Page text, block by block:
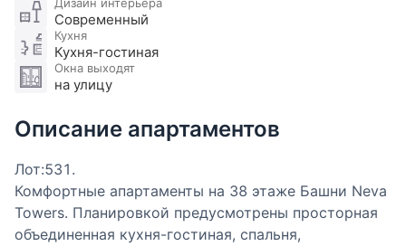
Дизайн интерьера
Современный
Кухня
Кухня-гостиная
Окна выходят
на улицу
Описание апартаментов
Лот:531.
Комфортные апартаменты на 38 этаже Башни Neva
Towers. Планировкой предусмотрены просторная
объединенная кухня-гостиная, спальня,